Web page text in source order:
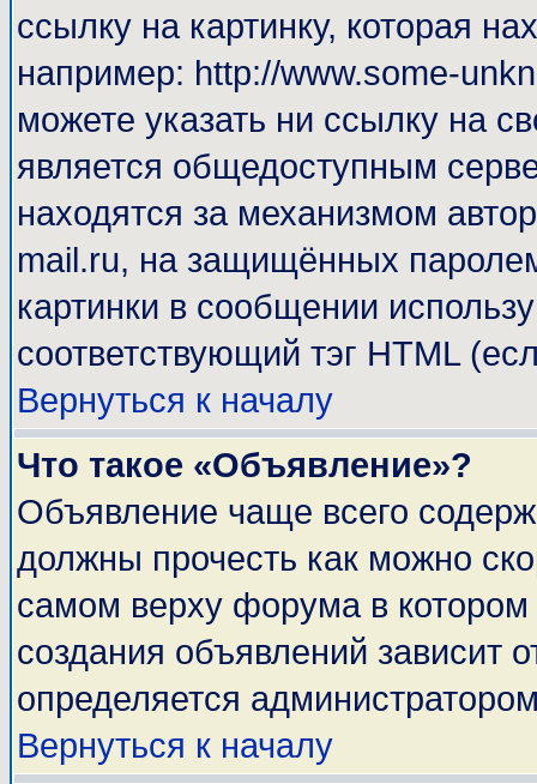
ссылку на картинку, которая
например: http://www.some-
можете указать ни ссылку на
является общедоступным
находятся за механизмом
mail.ru, на защищённых
картинки в сообщении
соответствующий тэг HTML
Вернуться к началу
Что такое «Объявление»?
Объявление чаще всего
должны прочесть как можно
самом верху форума в
создания объявлений зависит
определяется
Вернуться к началу